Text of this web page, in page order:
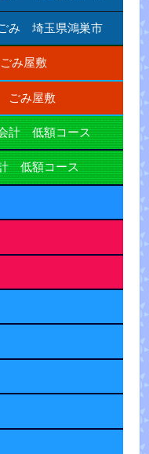
み 埼玉県鴻巣市
み屋敷
ごみ屋敷
計 低額コース
低額コース